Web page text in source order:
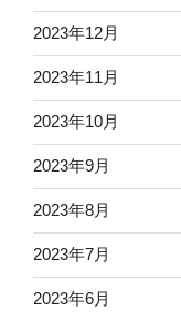
2023年12月
2023年11月
2023年10月
2023年9月
2023年8月
2023年7月
2023年6月